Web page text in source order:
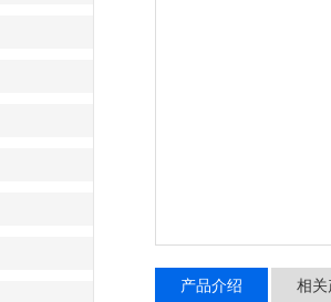
产品介绍 相关